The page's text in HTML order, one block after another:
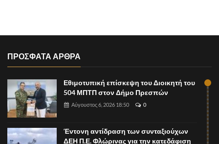
ΠΡΟΣΦΑΤΑ ΑΡΘΡΑ
Εθιμοτυπική επίσκεψη του Διοικητή του
504 ΜΠΤΠ στον Δήμο Πρεσπών
Αύγουστος 6, 2026 18:50 0
Έντονη αντίδραση των συνταξιούχων
ΔΕΗ Π.Ε. Φλώρινας για την κατεδάφιση